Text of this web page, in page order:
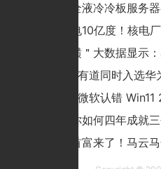
全球首个全液冷冷板服务
每年可发电10亿度！核电
＂航旅纵横＂大数据显示
阿尔法蛋&有道同时入选
被喷2年后微软认错
新拍档教你如何四年成就
全球超级首富来了！马云